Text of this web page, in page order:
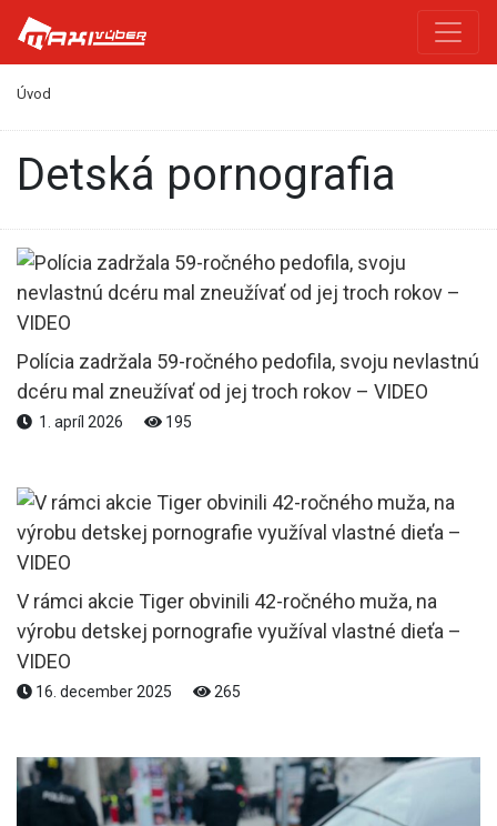
Úvod
detská pornografia
Polícia zadržala 59-ročného pedofila, svoju nevlastnú
dcéru mal zneužívať od jej troch rokov – VIDEO
1. apríl 2026 195
V rámci akcie Tiger obvinili 42-ročného muža, na
výrobu detskej pornografie využíval vlastné dieťa –
VIDEO
16. december 2025 265